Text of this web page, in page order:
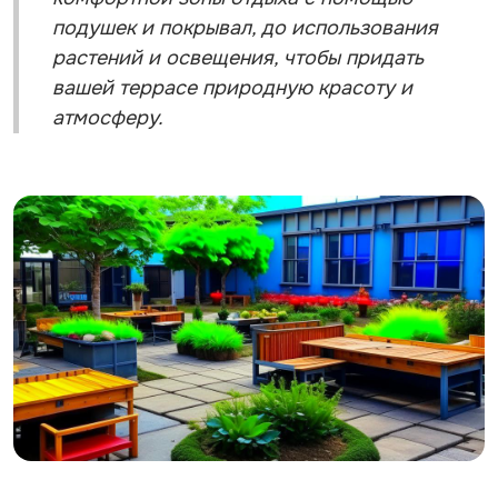
подушек и покрывал, до использования
растений и освещения, чтобы придать
вашей террасе природную красоту и
атмосферу.